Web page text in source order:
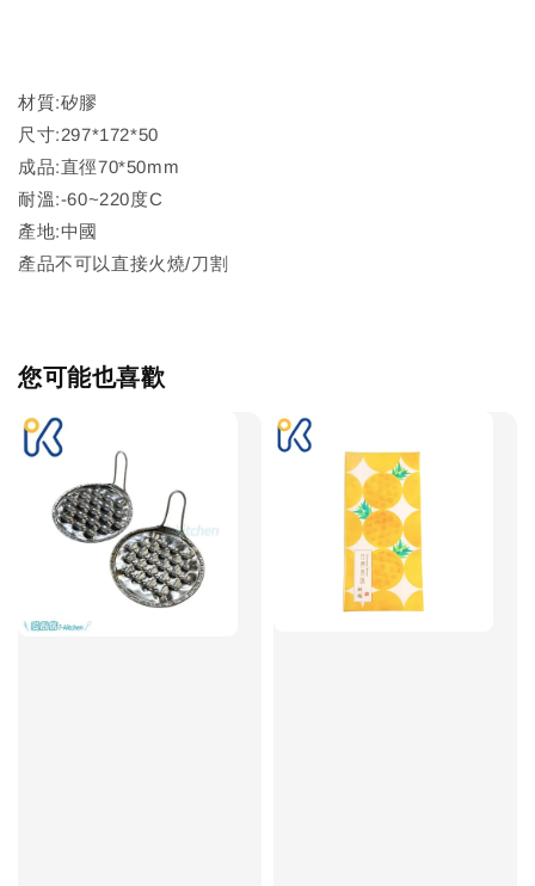
材質:矽膠
尺寸:297*172*50
成品:直徑70*50mm
耐溫:-60~220度C
產地:中國
產品不可以直接火燒/刀割
您可能也喜歡